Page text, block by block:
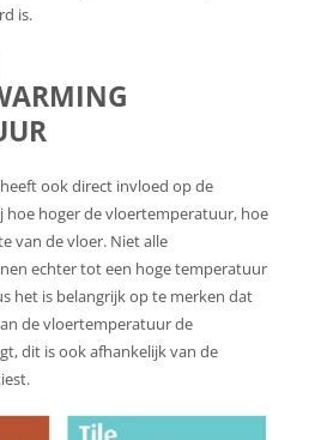
is.
ook direct invloed op de
hoe hoger de vloertemperatuur, hoe
van de vloer. Niet alle
echter tot een hoge temperatuur
het is belangrijk op te merken dat
de vloertemperatuur de
dit is ook afhankelijk van de